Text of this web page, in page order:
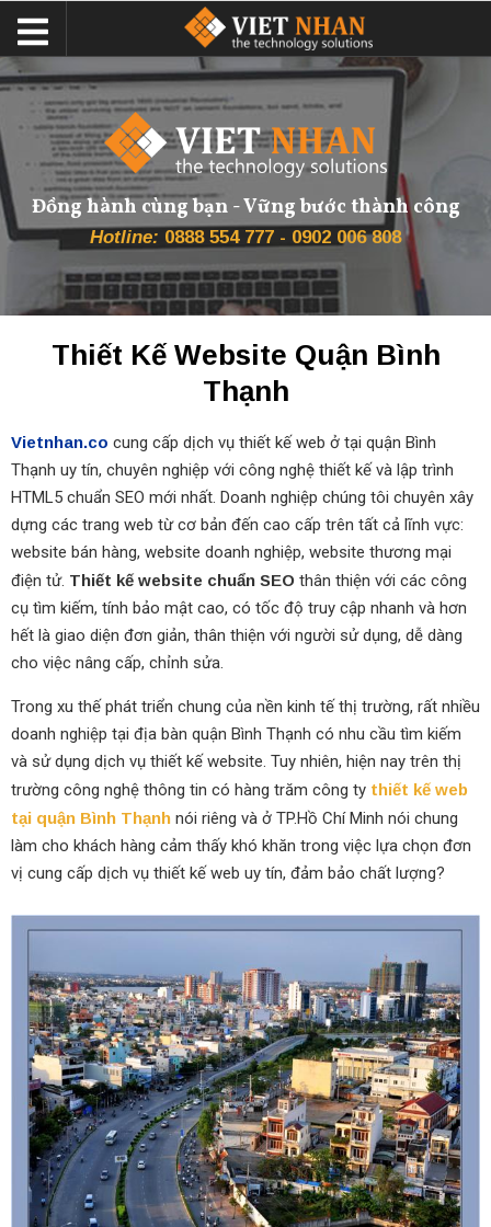
Đồng hành cùng bạn - Vững bước thành công
Hotline: 0888 554 777 - 0902 006 808
Thiết Kế Website Quận Bình
Thạnh
Vietnhan.co cung cấp dịch vụ thiết kế web ở tại quận Bình
Thạnh uy tín, chuyên nghiệp với công nghệ thiết kế và lập trình
HTML5 chuẩn SEO mới nhất. Doanh nghiệp chúng tôi chuyên xây
dựng các trang web từ cơ bản đến cao cấp trên tất cả lĩnh vực:
website bán hàng, website doanh nghiệp, website thương mại
điện tử. Thiết kế website chuẩn SEO thân thiện với các công
cụ tìm kiếm, tính bảo mật cao, có tốc độ truy cập nhanh và hơn
hết là giao diện đơn giản, thân thiện với người sử dụng, dễ dàng
cho việc nâng cấp, chỉnh sửa.
Trong xu thế phát triển chung của nền kinh tế thị trường, rất nhiều
doanh nghiệp tại địa bàn quận Bình Thạnh có nhu cầu tìm kiếm
và sử dụng dịch vụ thiết kế website. Tuy nhiên, hiện nay trên thị
trường công nghệ thông tin có hàng trăm công ty thiết kế web
tại quận Bình Thạnh nói riêng và ở TP.Hồ Chí Minh nói chung
làm cho khách hàng cảm thấy khó khăn trong việc lựa chọn đơn
vị cung cấp dịch vụ thiết kế web uy tín, đảm bảo chất lượng?